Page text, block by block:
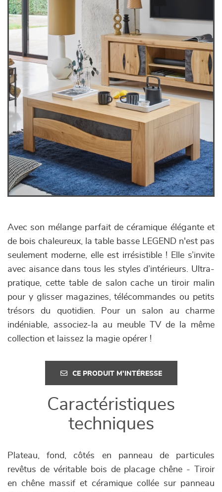
décoration
Avec son mélange parfait de céramique élégante et
de bois chaleureux, la table basse LEGEND n'est pas
seulement moderne, elle est irrésistible ! Elle s’invite
avec aisance dans tous les styles d’intérieurs. Ultra-
pratique, cette table de salon cache un tiroir malin
pour y glisser magazines, télécommandes ou petits
trésors du quotidien. Pour un salon au charme
indéniable, associez-la au meuble TV de la même
collection et laissez la magie opérer !
CE PRODUIT M'INTÉRESSE
Caractéristiques
techniques
Plateau, fond, côtés en panneau de particules
revêtus de véritable bois de placage chêne - Tiroir
en chêne massif et céramique collée sur panneau